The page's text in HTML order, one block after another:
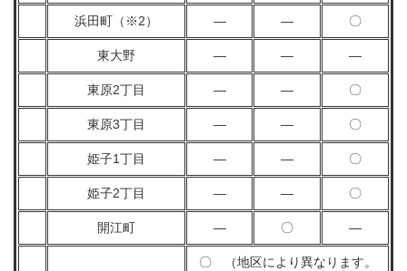
浜田町（※2） ― ― 〇
東大野 ― ― ―
東原2丁目 ― ― 〇
東原3丁目 ― ― 〇
姫子1丁目 ― ― 〇
姫子2丁目 ― ― 〇
開江町 ― 〇 ―
〇 （地区により異なります。